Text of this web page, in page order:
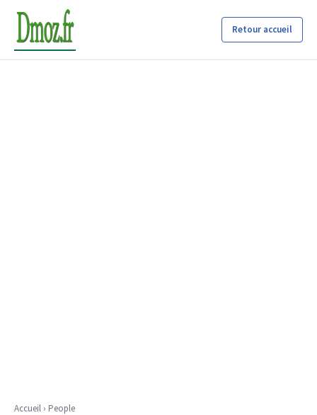
Retour accueil
Accueil › People